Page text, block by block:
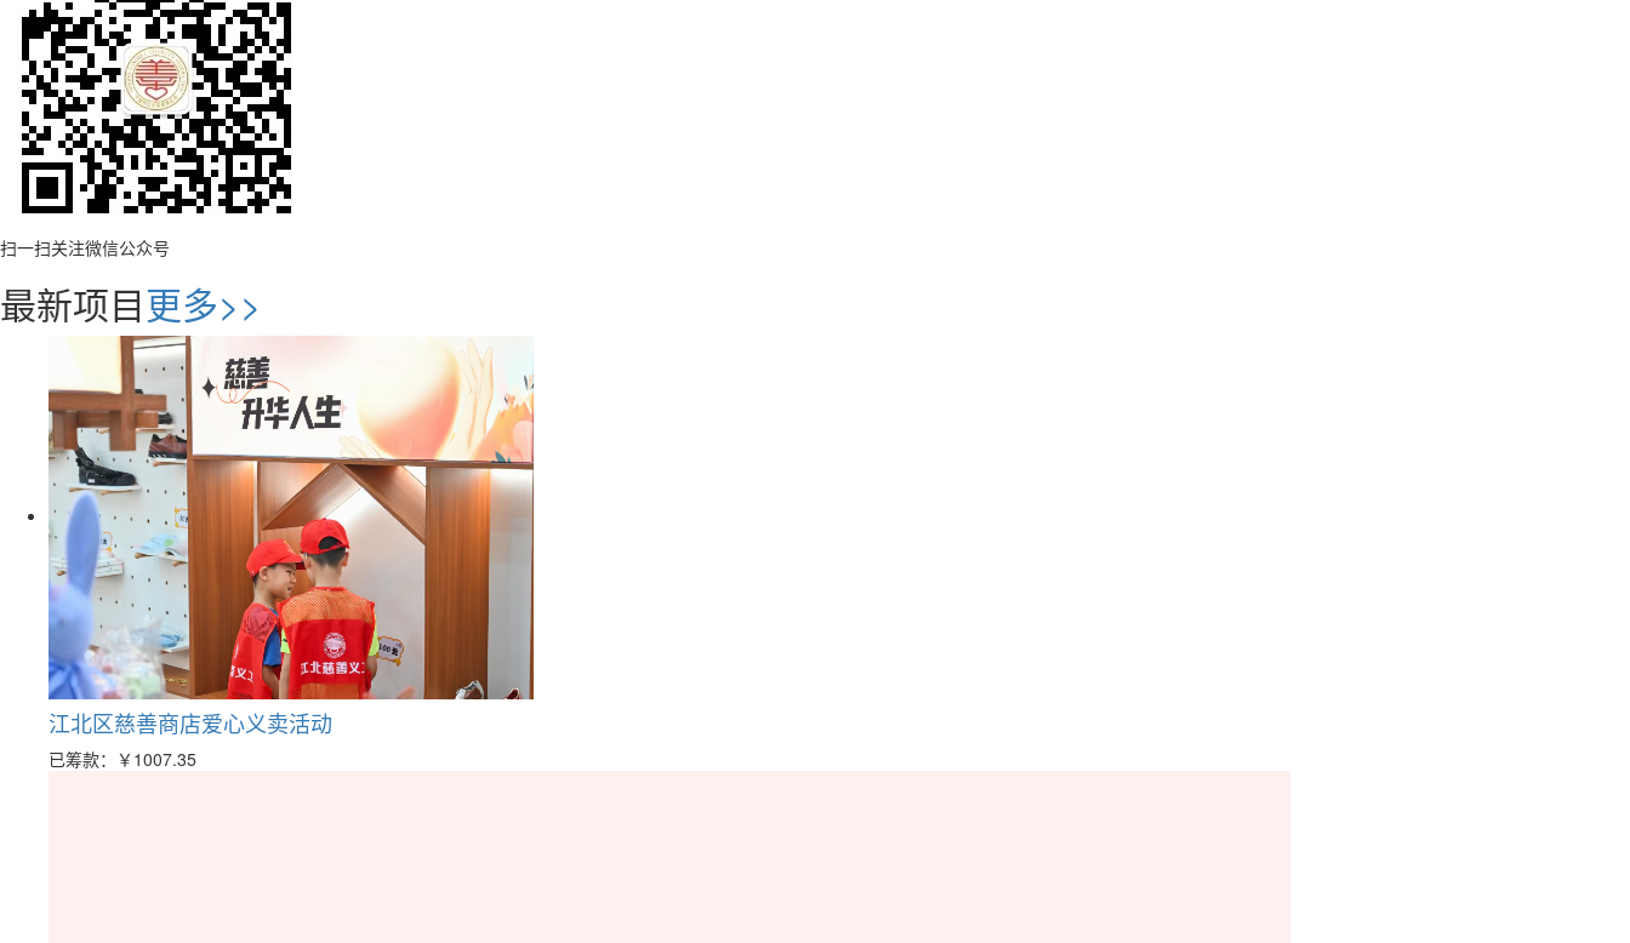
扫一扫关注微信公众号
最新项目更多>>
江北区慈善商店爱心义卖活动
已筹款： ￥1007.35